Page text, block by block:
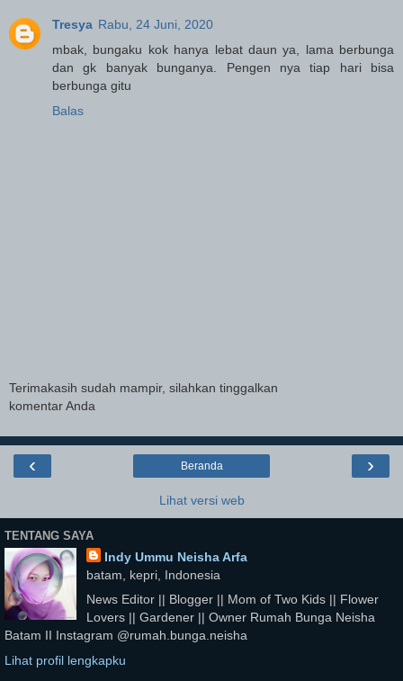
Tresya Rabu, 24 Juni, 2020
mbak, bungaku kok hanya lebat daun ya, lama berbunga
dan gk banyak bunganya. Pengen nya tiap hari bisa
berbunga gitu
Balas
Terimakasih sudah mampir, silahkan tinggalkan
komentar Anda
‹ ›
Beranda
Lihat versi web
TENTANG SAYA
Indy Ummu Neisha Arfa
batam, kepri, Indonesia
News Editor || Blogger || Mom of Two Kids || Flower
Lovers || Gardener || Owner Rumah Bunga Neisha
Batam II Instagram @rumah.bunga.neisha
Lihat profil lengkapku